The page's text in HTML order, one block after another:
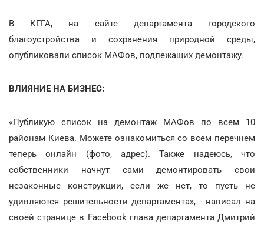
В КГГА, на сайте департамента городского
благоустройства и сохранения природной среды,
опубликовали список МАФов, подлежащих демонтажу.
ВЛИЯНИЕ НА БИЗНЕС:
«Публикую список на демонтаж МАФов по всем 10
районам Киева. Можете ознакомиться со всем перечнем
теперь онлайн (фото, адрес). Также надеюсь, что
собственники начнут сами демонтировать свои
незаконные конструкции, если же нет, то пусть не
удивляются решительности департамента», - написал на
своей странице в Facebook глава департамента Дмитрий